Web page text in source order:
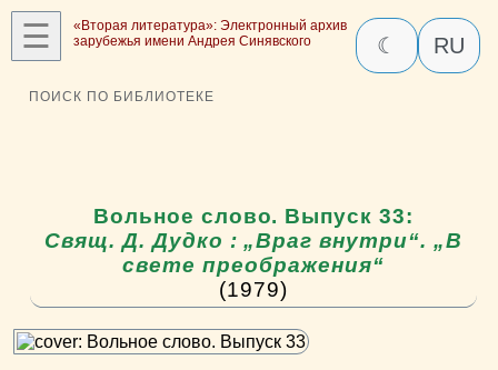
☰
«Вторая литература»: Электронный архив
зарубежья имени Андрея Синявского
☾ RU
ПОИСК ПО БИБЛИОТЕКЕ
Вольное слово. Выпуск 33:
Свящ. Д. Дудко : „Враг внутри“. „В
свете преображения“
(1979)